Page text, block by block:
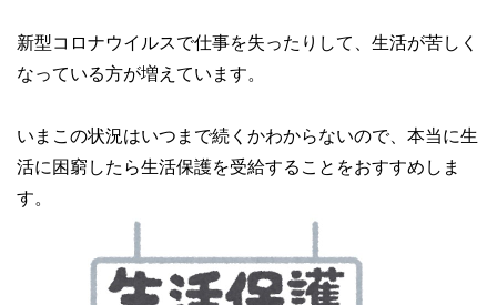
新型コロナウイルスで仕事を失ったりして、生活が苦しく
なっている方が増えています。
いまこの状況はいつまで続くかわからないので、本当に生
活に困窮したら生活保護を受給することをおすすめしま
す。